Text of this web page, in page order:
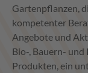
Gartenpflanzen,
kompetenter
Angebote und
Bio-, Bauern-
Produkten, ein